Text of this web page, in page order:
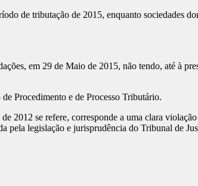
de tributação de 2015, enquanto sociedades
em 29 de Maio de 2015, não tendo, até à
Procedimento e de Processo Tributário.
se refere, corresponde a uma clara
pela legislação e jurisprudência do Tribunal de